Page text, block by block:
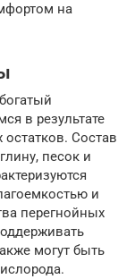
на
в результате
Состав
песок и
и
перегнойных
могут быть